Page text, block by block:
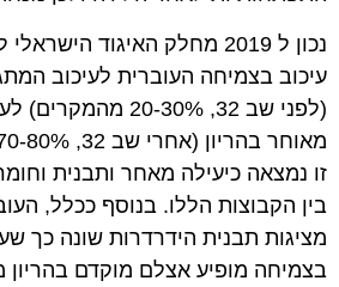
נכון ל 2019 מחלק האיגוד
עיכוב בצמיחה העוברית לעיכוב
(לפני שב 32, 20-
זו נמצאה כיעילה מאחר ותבנית
בין הקבוצות הללו. בנוסף ככלל,
מציגות תבנית הידרדרות שונה כך
בצמיחה מופיע אצלם מוקדם בהריון